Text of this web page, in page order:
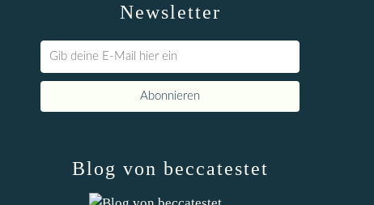
Newsletter
Blog von beccatestet